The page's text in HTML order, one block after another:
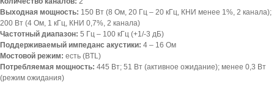
Выходная мощность: 150 Вт (8 Ом, 20 Гц – 20 кГц, КНИ менее 1%, 2 канала);
200 Вт (4 Ом, 1 кГц, КНИ 0,7%, 2 канала)
Частотный диапазон: 5 Гц – 100 кГц (+1/-3 дБ)
Поддерживаемый импеданс акустики: 4 – 16 Ом
Мостовой режим: есть (BTL)
Потребляемая мощность: 445 Вт; 51 Вт (активное ожидание); менее 0,3 Вт
(режим ожидания)